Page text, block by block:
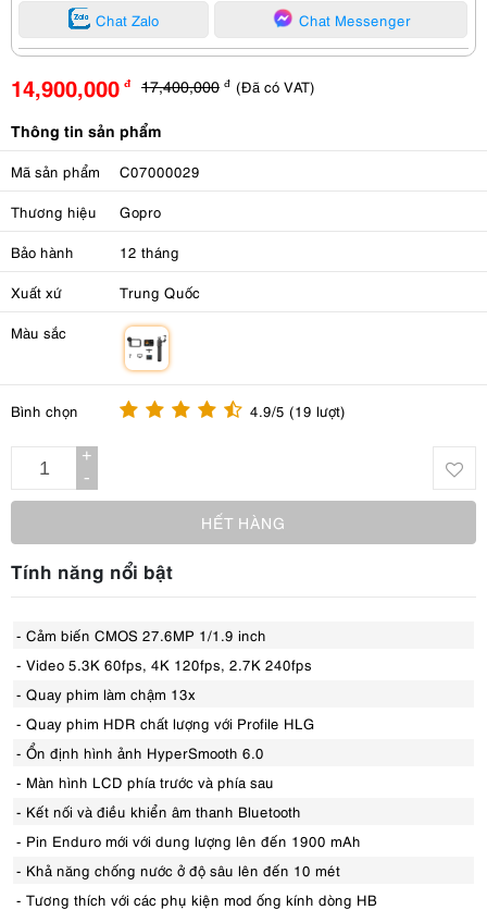
Chat Zalo Chat Messenger
14,900,000 đ 17,400,000 đ (Đã có VAT)
Thông tin sản phẩm
Mã sản phẩm C07000029
Thương hiệu Gopro
Bảo hành 12 tháng
Xuất xứ Trung Quốc
Màu sắc
Bình chọn 4.9/5 (19 lượt)
+
-
HẾT HÀNG
Tính năng nổi bật
- Cảm biến CMOS 27.6MP 1/1.9 inch
- Video 5.3K 60fps, 4K 120fps, 2.7K 240fps
- Quay phim làm chậm 13x
- Quay phim HDR chất lượng với Profile HLG
- Ổn định hình ảnh HyperSmooth 6.0
- Màn hình LCD phía trước và phía sau
- Kết nối và điều khiển âm thanh Bluetooth
- Pin Enduro mới với dung lượng lên đến 1900 mAh
- Khả năng chống nước ở độ sâu lên đến 10 mét
- Tương thích với các phụ kiện mod ống kính dòng HB